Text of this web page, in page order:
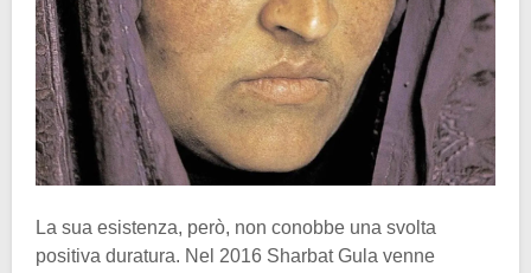
La sua esistenza, però, non conobbe una svolta
positiva duratura. Nel 2016 Sharbat Gula venne